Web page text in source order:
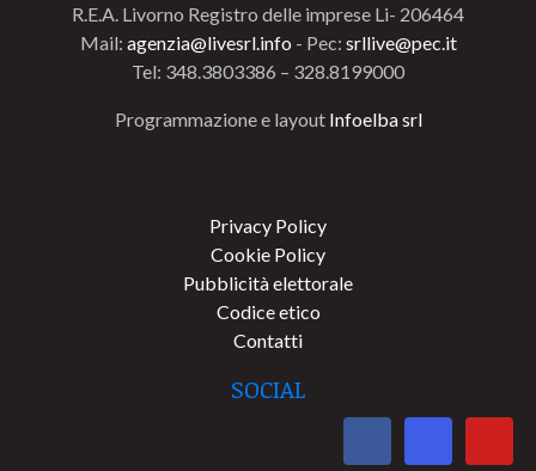
R.E.A. Livorno Registro delle imprese Li- 206464
Mail: agenzia@livesrl.info - Pec: srllive@pec.it
Tel: 348.3803386 – 328.8199000
Programmazione e layout Infoelba srl
Privacy Policy
Cookie Policy
Pubblicità elettorale
Codice etico
Contatti
SOCIAL